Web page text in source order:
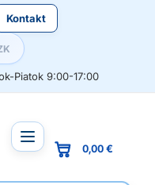
Kontakt
Piatok 9:00-17:00
0,00 €